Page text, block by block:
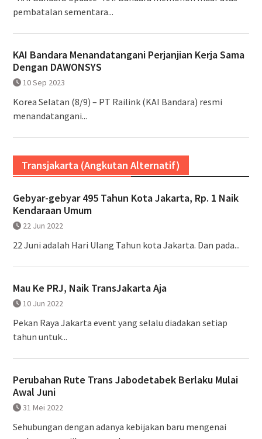
pembatalan sementara...
KAI Bandara Menandatangani Perjanjian Kerja Sama
Dengan DAWONSYS
10 Sep 2023
Korea Selatan (8/9) – PT Railink (KAI Bandara) resmi
menandatangani...
Transjakarta (Angkutan Alternatif)
Gebyar-gebyar 495 Tahun Kota Jakarta, Rp. 1 Naik
Kendaraan Umum
22 Jun 2022
22 Juni adalah Hari Ulang Tahun kota Jakarta. Dan pada...
Mau Ke PRJ, Naik TransJakarta Aja
10 Jun 2022
Pekan Raya Jakarta event yang selalu diadakan setiap
tahun untuk...
Perubahan Rute Trans Jabodetabek Berlaku Mulai
Awal Juni
31 Mei 2022
Sehubungan dengan adanya kebijakan baru mengenai